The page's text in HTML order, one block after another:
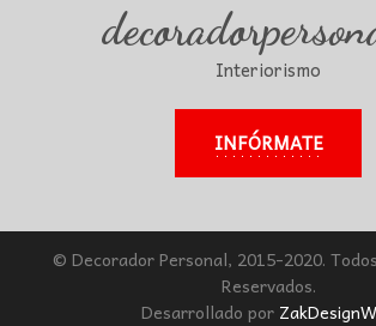
Interiorismo
INFÓRMATE
© Decorador Personal, 2015-2020.
Reservados.
Desarrollado por